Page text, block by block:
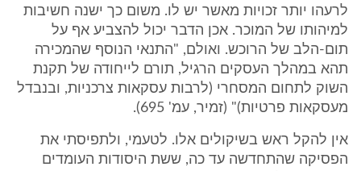
לרעהו יותר זכויות מאשר יש לו. משום כך ישנה חשיבות
למיהותו של המוכר. אכן הדבר יכול להצביע אף על
תום-הלב של הרוכש. ואולם, "התנאי הנוסף שהמכירה
תהא במהלך העסקים הרגיל, תורם לייחודה של תקנת
השוק לתחום המסחרי (לרבות עסקאות צרכניות, ובנבדל
מעסקאות פרטיות)" (זמיר, עמ' 695).
אין להקל ראש בשיקולים אלו. לטעמי, ולתפיסתי את
הפסיקה שהתחדשה עד כה, ששת היסודות העומדים